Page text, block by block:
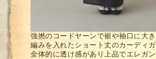
強撚のコードヤーンで裾や袖口に大
編みを入れたショート丈のカーディガ
全体的に透け感があり上品でエレガン